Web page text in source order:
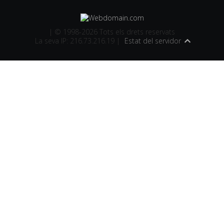
| © 1998-2026 Tots els drets reservats
La seva IP: 216.73.216.19 |
Estat del servidor